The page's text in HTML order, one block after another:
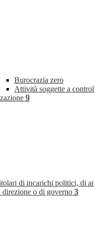
Burocrazia zero
Attività soggette a
9
di incarichi politici, di
direzione o di governo 3